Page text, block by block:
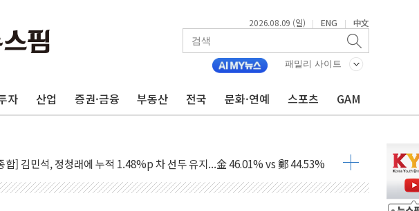
2026.08.09 (일) | ENG | 中文
패밀리 사이트
자 산업 증권·금융 부동산 전국 문화·연예 스포츠 GAM
진위면 공장서 질식사고 발생…작업자 1명 숨져
블루밸리 국가산단에 '철강 AI융합실증센터' 들어선다
합] 김민석, 정청래에 누적 1.48%p 차 선두 유지...金 46.01% vs 鄭 44.53%
당 경북도당위원장에 오중기 당선...합산득표율 68.63%